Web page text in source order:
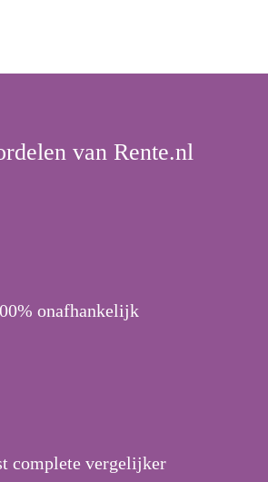
van Rente.nl
onafhankelijk
complete vergelijker